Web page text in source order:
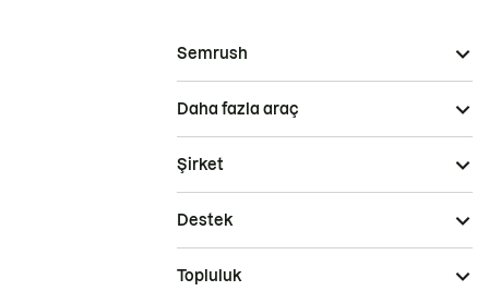
Semrush
Daha fazla araç
Şirket
Destek
Topluluk